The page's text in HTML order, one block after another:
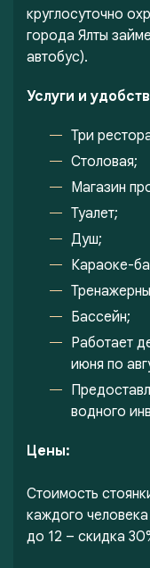
круглосуточно
города Ялты
автобус).
Услуги и
Три
Столовая;
Магазин
Туалет;
Душ;
Караоке-
Бассейн;
Работает
июня по
водного
Цены:
Стоимость
каждого
до 12 – скидка